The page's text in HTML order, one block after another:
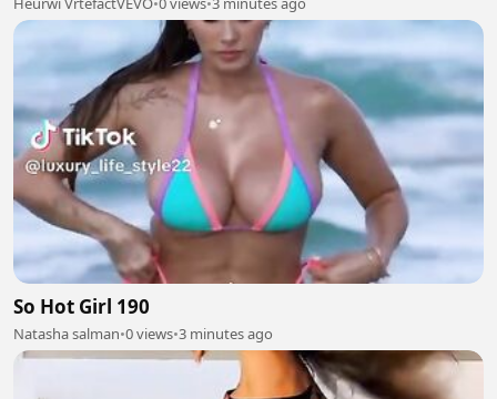
So Hot Girl 190
Natasha salman•0 views•3 minutes ago